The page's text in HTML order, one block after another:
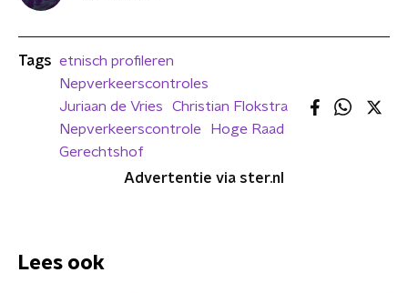
Tags etnisch profileren
Nepverkeerscontroles
Juriaan de Vries
Christian Flokstra
Nepverkeerscontrole
Hoge Raad
Gerechtshof
Advertentie via ster.nl
Lees ook